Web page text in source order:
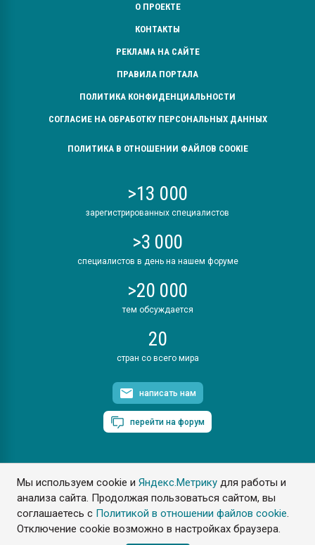
Мы используем cookie иЯндекс.Метрику для работы и
анализа сайта. Продолжая пользоваться сайтом, вы
соглашаетесь с Политикой в отношении файлов cookie.
Отключение cookie возможно в настройках браузера.
О ПРОЕКТЕ
КОНТАКТЫ
РЕКЛАМА НА САЙТЕ
ПРАВИЛА ПОРТАЛА
ПОЛИТИКА КОНФИДЕНЦИАЛЬНОСТИ
СОГЛАСИЕ НА ОБРАБОТКУ ПЕРСОНАЛЬНЫХ ДАННЫХ
ПОЛИТИКА В ОТНОШЕНИИ ФАЙЛОВ COOKIE
>13 000
зарегистрированных специалистов
>3 000
специалистов в день на нашем форуме
>20 000
тем обсуждается
20
стран со всего мира
написать нам
перейти на форум
ПластЭксперт © 2006. Все права защищены
Разрешается копирование материалов сайта с обязательной
ссылкой на www.e-plastic.ru
Разработка сайта